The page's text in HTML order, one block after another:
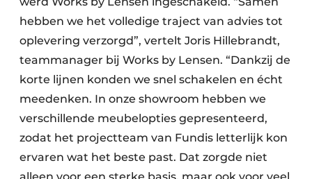
hebben we het volledige traject van advies tot
oplevering verzorgd”, vertelt Joris Hillebrandt,
teammanager bij Works by Lensen. “Dankzij de
korte lijnen konden we snel schakelen en écht
meedenken. In onze showroom hebben we
verschillende meubelopties gepresenteerd,
zodat het projectteam van Fundis letterlijk kon
ervaren wat het beste past. Dat zorgde niet